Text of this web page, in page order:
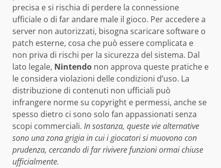
precisa e si rischia di perdere la connessione
ufficiale o di far andare male il gioco. Per accedere a
server non autorizzati, bisogna scaricare software o
patch esterne, cosa che può essere complicata e
non priva di rischi per la sicurezza del sistema. Dal
lato legale, Nintendo non approva queste pratiche e
le considera violazioni delle condizioni d’uso. La
distribuzione di contenuti non ufficiali può
infrangere norme su copyright e permessi, anche se
spesso dietro ci sono solo fan appassionati senza
scopi commerciali. In sostanza, queste vie alternative
sono una zona grigia in cui i giocatori si muovono con
prudenza, cercando di far rivivere funzioni ormai chiuse
ufficialmente.